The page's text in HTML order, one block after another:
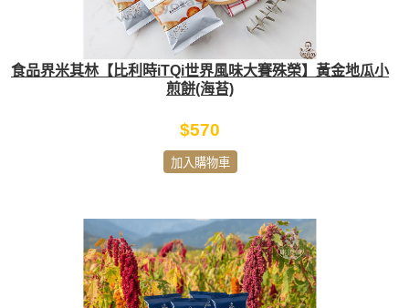
食品界米其林【比利時iTQi世界風味大賽殊榮】黃金地瓜小
煎餅(海苔)
$570
加入購物車